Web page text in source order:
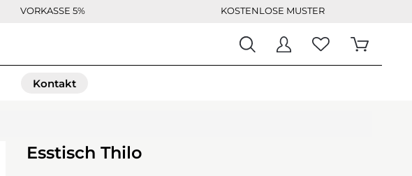
VORKASSE 5% KOSTENLOSE MUSTER
Kontakt
Esstisch Thilo